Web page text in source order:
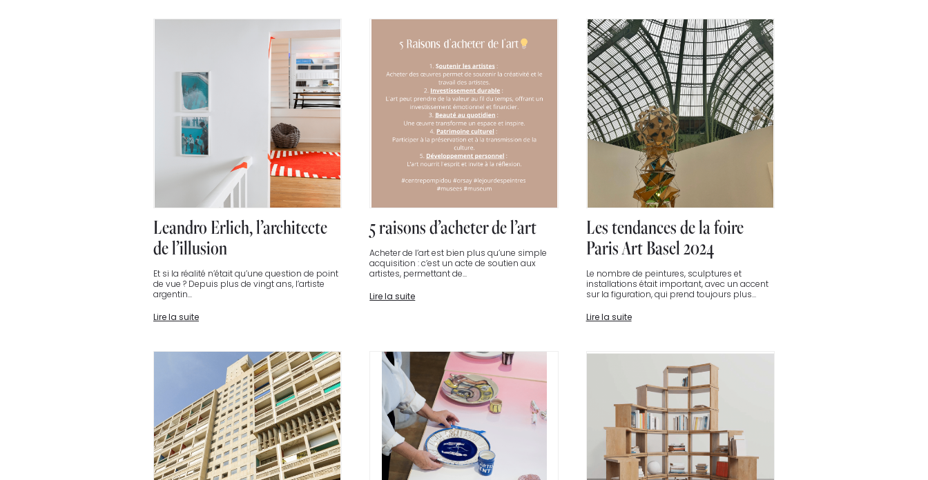
Leandro Erlich, l’architecte
de l’illusion
Et si la réalité n’était qu’une question de point
de vue ? Depuis plus de vingt ans, l’artiste
argentin...
Lire la suite
5 raisons d’acheter de l’art
Acheter de l’art est bien plus qu’une simple
acquisition : c’est un acte de soutien aux
artistes, permettant de...
Lire la suite
Les tendances de la foire
Paris Art Basel 2024
Le nombre de peintures, sculptures et
installations était important, avec un accent
sur la figuration, qui prend toujours plus...
Lire la suite